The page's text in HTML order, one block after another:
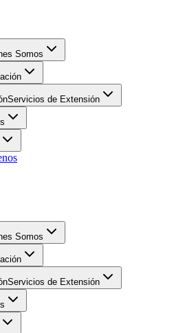
Somos
Servicios de Extensión
Somos
Servicios de Extensión